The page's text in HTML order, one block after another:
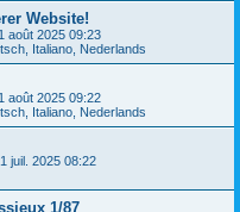
Website!
août 2025 09:23
Italiano, Nederlands
août 2025 09:22
Italiano, Nederlands
juil. 2025 08:22
1/87